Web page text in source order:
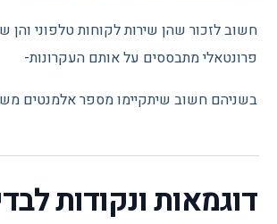
חשוב לזכור שהן שירות לקוחות טלפוני והן
פרונטאלי מתבססים על אותם העקרונות-
בשניהם חשוב שיתקיימו מספר אלמנטים
דוגמאות ונקודות